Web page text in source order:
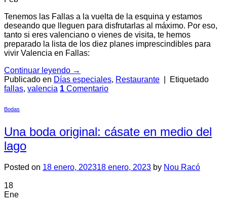
Tenemos las Fallas a la vuelta de la esquina y estamos
deseando que lleguen para disfrutarlas al máximo. Por eso,
tanto si eres valenciano o vienes de visita, te hemos
preparado la lista de los diez planes imprescindibles para
vivir Valencia en Fallas:
Continuar leyendo →
Publicado en Días especiales, Restaurante
Etiquetado
fallas, valencia 1 Comentario
Bodas
Una boda original: cásate en medio del
lago
Posted on 18 enero, 202318 enero, 2023 by Nou Racó
18
Ene